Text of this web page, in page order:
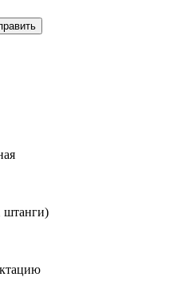
штанги)